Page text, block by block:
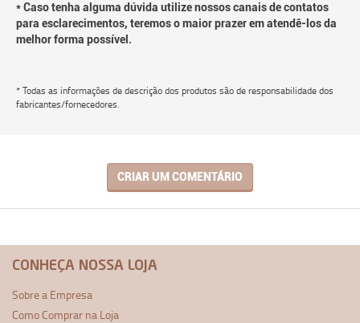
* Caso tenha alguma dúvida utilize nossos canais de contatos
para esclarecimentos, teremos o maior prazer em atendê-los da
melhor forma possível.
* Todas as informações de descrição dos produtos são de responsabilidade dos
fabricantes/fornecedores.
CRIAR UM COMENTÁRIO
CONHEÇA NOSSA LOJA
Sobre a Empresa
Como Comprar na Loja